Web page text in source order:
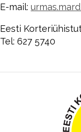
E-mail:
Eesti
Tel: 627 5740